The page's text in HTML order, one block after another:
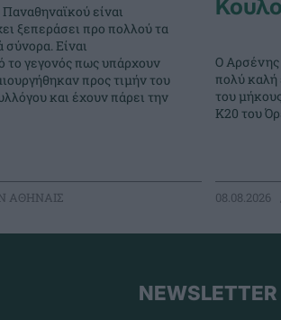
είναι
ξεπεράσει προ πολλού τα
Είναι
το γεγονός πως υπάρχουν
προς τιμήν του
και έχουν πάρει την
ΑΘΗΝΑΙΣ
Ο Αρσένης
πολύ καλή
του
Κ20 του
08.08.2026
NEWSLETTER